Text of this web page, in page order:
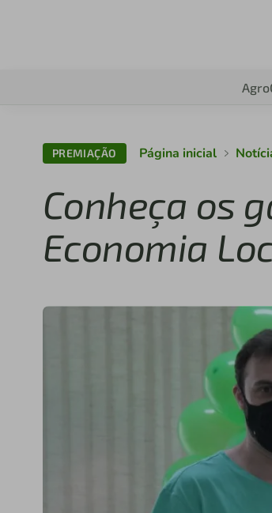
Agro
PREMIAÇÃO Página inicial
Conheça os
Economia